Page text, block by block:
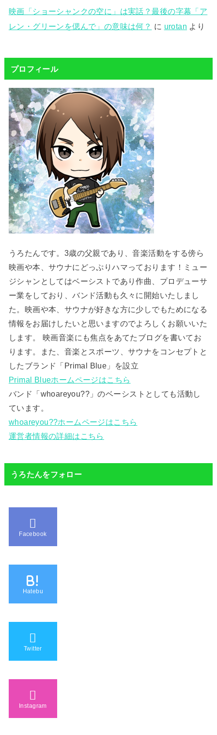
映画「ショーシャンクの空に」は実話？最後の字幕「ア
レン・グリーンを偲んで」の意味は何？ に urotan より
プロフィール
うろたんです。3歳の父親であり、音楽活動をする傍ら
映画や本、サウナにどっぷりハマっております！ミュー
ジシャンとしてはベーシストであり作曲、プロデューサ
ー業をしており、バンド活動も久々に開始いたしまし
た。映画や本、サウナが好きな方に少しでもためになる
情報をお届けしたいと思いますのでよろしくお願いいた
します。 映画音楽にも焦点をあてたブログを書いてお
ります。また、音楽とスポーツ、サウナをコンセプトと
したブランド「Primal Blue」を設立
Primal Blueホームページはこちら
バンド「whoareyou??」のベーシストとしても活動し
ています。
whoareyou??ホームページはこちら
運営者情報の詳細はこちら
うろたんをフォロー
Facebook
B!
Hatebu
Twitter
Instagram